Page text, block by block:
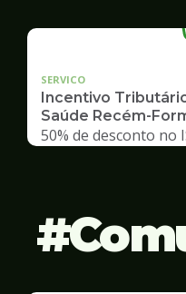
SERVICO
Incentivo
Saúde Recém-
50% de desconto no